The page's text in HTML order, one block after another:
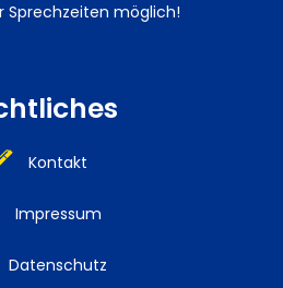
Sprechzeiten möglich!
Kontakt
Impressum
Datenschutz